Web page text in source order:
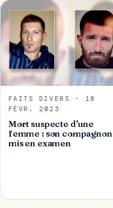
FAITS DIVERS · 18
FÉVR. 2023
Mort suspecte d’une
femme : son compagnon
mis en examen